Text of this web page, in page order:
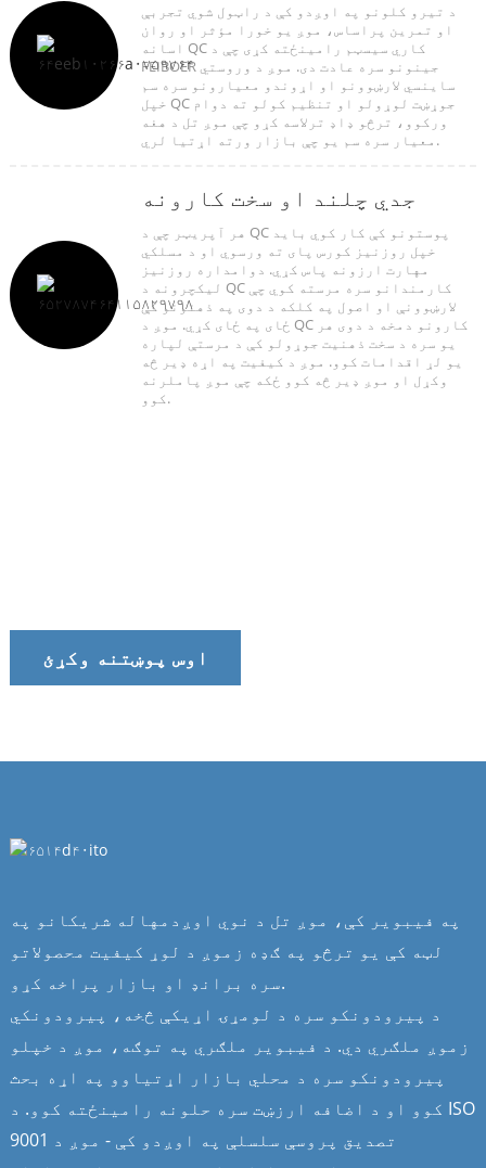
د تیرو کلونو په اوږدو کې د راټول شوي تجربې
او تمرین پراساس، موږ یو خورا مؤثر او روان
اسانه QC کاري سیسټم رامینځته کړی چې د
FEIBOER جینونو سره عادت دی. موږ د وروستي
ساینسي لارښوونو او اړوندو معیارونو سره سم
خپل QC جوړښت لوړولو او تنظیم کولو ته دوام
ورکوو، ترڅو ډاډ ترلاسه کړو چې موږ تل د هغه
معیار سره سم یو چې بازار ورته اړتیا لري.
جدي چلند او سخت کارونه
هر آپریټر چې د QC پوستونو کې کار کوي باید
خپل روزنیز کورس پای ته ورسوي او د مسلکي
مهارت ارزونه پاس کړي. دوامداره روزنیز
لیکچرونه د QC کارمندانو سره مرسته کوي چې
لارښوونې او اصول په کلکه د دوی په ذهنونو کې
ځای په ځای کړي. موږ د QC کارونو دمخه د دوی هر
یو سره د سخت ذهنیت جوړولو کې د مرستې لپاره
یو لړ اقدامات کوو. موږ د کیفیت په اړه ډیر څه
وکړل او موږ ډیر څه کوو ځکه چې موږ پاملرنه
کوو.
اوس پوښتنه وکړئ
په فیبویر کې، موږ تل د نوي اوږدمهاله شریکانو په
لټه کې یو ترڅو په ګډه زموږ د لوړ کیفیت محصولاتو
سره برانډ او بازار پراخه کړو.
د پیرودونکو سره د لومړۍ اړیکې څخه، پیرودونکي
زموږ ملګري دي. د فیبویر ملګري په توګه، موږ د خپلو
پیرودونکو سره د محلي بازار اړتیاوو په اړه بحث
کوو او د اضافه ارزښت سره حلونه رامینځته کوو. د ISO
9001 تصدیق پروسې سلسلې په اوږدو کې - موږ د